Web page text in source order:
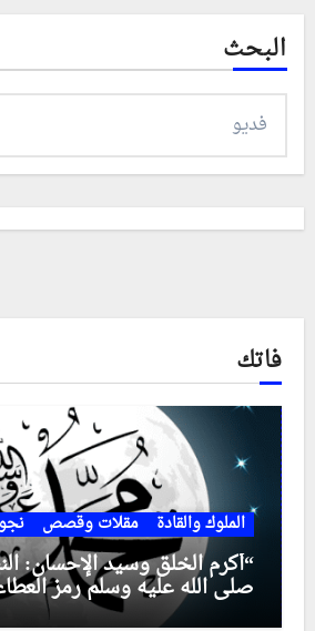
البحث
فاتك
الملوك والقادة مقلات وقصص
“أكرم الخلق وسيد الإحسان:
صلى الله عليه وسلم رمز